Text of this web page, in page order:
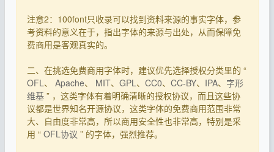
注意2：100font只收录可以找到资料来源的事实字体，参
考资料的意义在于，指出字体的来源与出处，从而保障免
费商用是客观真实的。
二、在挑选免费商用字体时，建议优先选择授权分类里的 “
OFL 、 Apache、 MIT、 GPL 、 CC0、 CC-BY、 IPA、 字形
维基 ” ，这类字体有着明确清晰的授权协议，而且这些协
议都是世界知名开源协议，这类字体的免费商用范围非常
大、自由度非常高，所以商用安全性也非常高，特别是采
用 “ OFL协议 ” 的字体，强烈推荐。